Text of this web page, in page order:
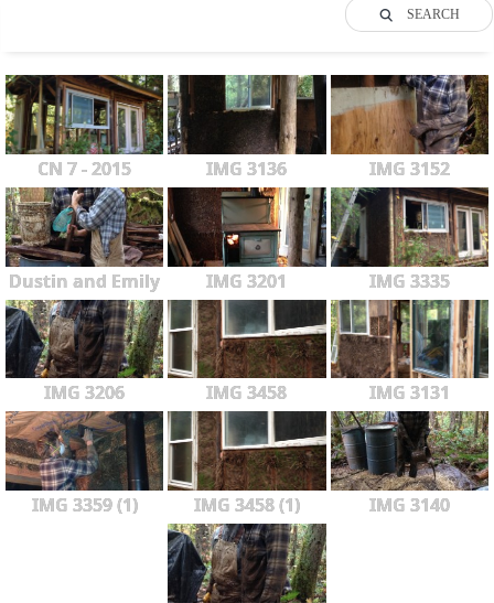
SEARCH
CN 7 - 2015 IMG 3136 IMG 3152
Dustin and Emily IMG 3201 IMG 3335
IMG 3206 IMG 3458 IMG 3131
IMG 3359 (1) IMG 3458 (1) IMG 3140